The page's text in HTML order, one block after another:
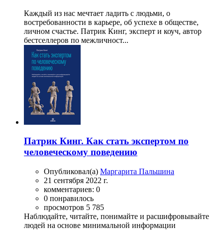
Каждый из нас мечтает ладить с людьми, о
востребованности в карьере, об успехе в обществе,
личном счастье. Патрик Кинг, эксперт и коуч, автор
бестселлеров по межличност...
Патрик Кинг. Как стать экспертом по
человеческому поведению
Опубликовал(а) Маргарита Пальшина
21 сентября 2022 г.
комментариев: 0
0 понравилось
просмотров 5 785
Наблюдайте, читайте, понимайте и расшифровывайте
людей на основе минимальной информации